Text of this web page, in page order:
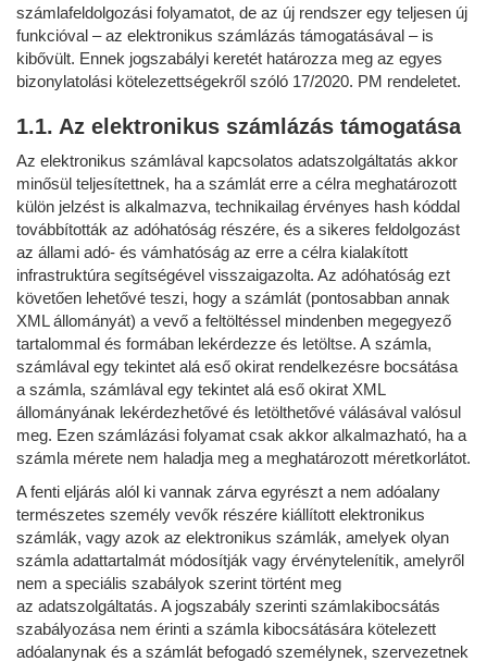
számlafeldolgozási folyamatot, de az új rendszer egy teljesen új
funkcióval – az elektronikus számlázás támogatásával – is
kibővült. Ennek jogszabályi keretét határozza meg az egyes
bizonylatolási kötelezettségekről szóló 17/2020. PM rendeletet.
1.1. Az elektronikus számlázás támogatása
Az elektronikus számlával kapcsolatos adatszolgáltatás akkor
minősül teljesítettnek, ha a számlát erre a célra meghatározott
külön jelzést is alkalmazva, technikailag érvényes hash kóddal
továbbították az adóhatóság részére, és a sikeres feldolgozást
az állami adó- és vámhatóság az erre a célra kialakított
infrastruktúra segítségével visszaigazolta. Az adóhatóság ezt
követően lehetővé teszi, hogy a számlát (pontosabban annak
XML állományát) a vevő a feltöltéssel mindenben megegyező
tartalommal és formában lekérdezze és letöltse. A számla,
számlával egy tekintet alá eső okirat rendelkezésre bocsátása
a számla, számlával egy tekintet alá eső okirat XML
állományának lekérdezhetővé és letölthetővé válásával valósul
meg. Ezen számlázási folyamat csak akkor alkalmazható, ha a
számla mérete nem haladja meg a meghatározott méretkorlátot.
A fenti eljárás alól ki vannak zárva egyrészt a nem adóalany
természetes személy vevők részére kiállított elektronikus
számlák, vagy azok az elektronikus számlák, amelyek olyan
számla adattartalmát módosítják vagy érvénytelenítik, amelyről
nem a speciális szabályok szerint történt meg
az adatszolgáltatás. A jogszabály szerinti számlakibocsátás
szabályozása nem érinti a számla kibocsátására kötelezett
adóalanynak és a számlát befogadó személynek, szervezetnek